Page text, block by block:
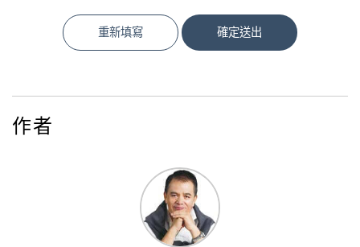
重新填寫 確定送出
作者